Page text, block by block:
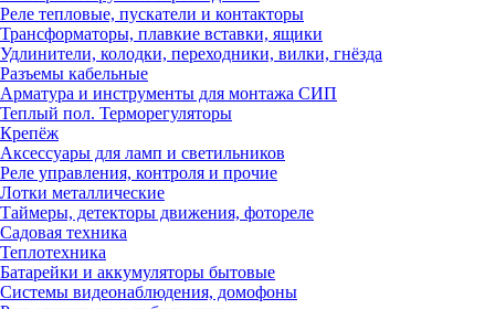
Реле тепловые, пускатели и контакторы
Трансформаторы, плавкие вставки, ящики
Удлинители, колодки, переходники, вилки, гнёзда
Разъемы кабельные
Арматура и инструменты для монтажа СИП
Теплый пол. Терморегуляторы
Крепёж
Аксессуары для ламп и светильников
Реле управления, контроля и прочие
Лотки металлические
Таймеры, детекторы движения, фотореле
Садовая техника
Теплотехника
Батарейки и аккумуляторы бытовые
Системы видеонаблюдения, домофоны